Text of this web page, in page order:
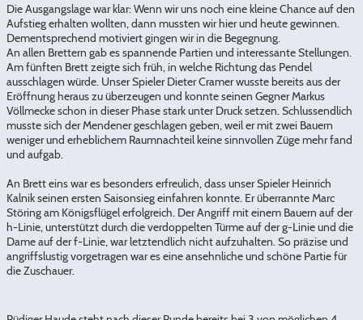
Die Ausgangslage war klar: Wenn wir uns noch eine kleine Chance auf den
Aufstieg erhalten wollten, dann mussten wir hier und heute gewinnen.
Dementsprechend motiviert gingen wir in die Begegnung.
An allen Brettern gab es spannende Partien und interessante Stellungen.
Am fünften Brett zeigte sich früh, in welche Richtung das Pendel
ausschlagen würde. Unser Spieler Dieter Cramer wusste bereits aus der
Eröffnung heraus zu überzeugen und konnte seinen Gegner Markus
Völlmecke schon in dieser Phase stark unter Druck setzen. Schlussendlich
musste sich der Mendener geschlagen geben, weil er mit zwei Bauern
weniger und erheblichem Raumnachteil keine sinnvollen Züge mehr fand
und aufgab.
An Brett eins war es besonders erfreulich, dass unser Spieler Heinrich
Kalnik seinen ersten Saisonsieg einfahren konnte. Er überrannte Marc
Störing am Königsflügel erfolgreich. Der Angriff mit einem Bauern auf der
h-Linie, unterstützt durch die verdoppelten Türme auf der g-Linie und die
Dame auf der f-Linie, war letztendlich nicht aufzuhalten. So präzise und
angriffslustig vorgetragen war es eine ansehnliche und schöne Partie für
die Zuschauer.